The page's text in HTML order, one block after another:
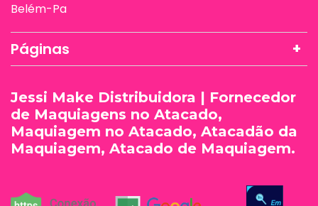
Belém-Pa
Páginas
Jessi Make Distribuidora | Fornecedor
de Maquiagens no Atacado,
Maquiagem no Atacado, Atacadão da
Maquiagem, Atacado de Maquiagem.